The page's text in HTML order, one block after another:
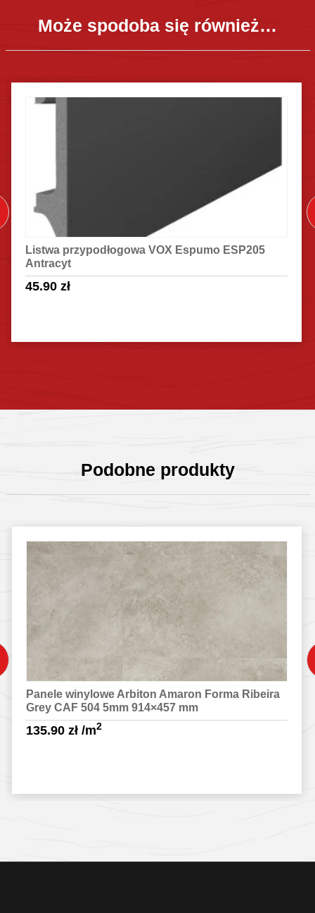
Może spodoba się również…
Listwa przypodłogowa VOX Espumo ESP205
Antracyt
45.90zł
Podobne produkty
Panele winylowe Arbiton Amaron Forma Ribeira
Grey CAF 504 5mm 914×457 mm
135.90 zł/m2